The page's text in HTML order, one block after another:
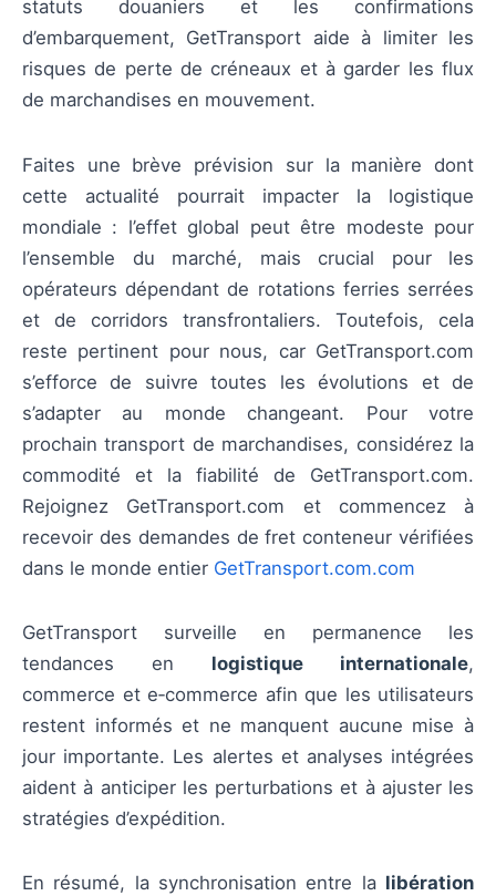
statuts douaniers et les confirmations
d’embarquement, GetTransport aide à limiter les
risques de perte de créneaux et à garder les flux
de marchandises en mouvement.
Faites une brève prévision sur la manière dont
cette actualité pourrait impacter la logistique
mondiale : l’effet global peut être modeste pour
l’ensemble du marché, mais crucial pour les
opérateurs dépendant de rotations ferries serrées
et de corridors transfrontaliers. Toutefois, cela
reste pertinent pour nous, car GetTransport.com
s’efforce de suivre toutes les évolutions et de
s’adapter au monde changeant. Pour votre
prochain transport de marchandises, considérez la
commodité et la fiabilité de GetTransport.com.
Rejoignez GetTransport.com et commencez à
recevoir des demandes de fret conteneur vérifiées
dans le monde entier GetTransport.com.com
GetTransport surveille en permanence les
tendances en logistique internationale,
commerce et e‑commerce afin que les utilisateurs
restent informés et ne manquent aucune mise à
jour importante. Les alertes et analyses intégrées
aident à anticiper les perturbations et à ajuster les
stratégies d’expédition.
En résumé, la synchronisation entre la libération